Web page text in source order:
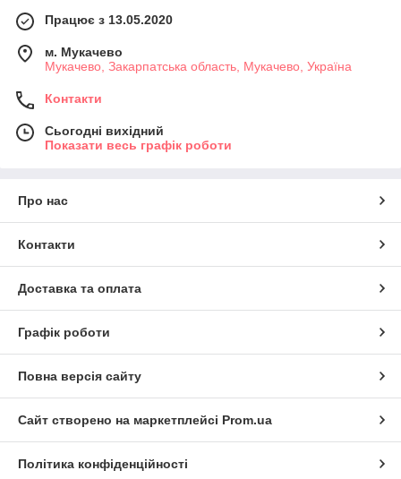
Працює з 13.05.2020
м. Мукачево
Мукачево, Закарпатська область, Мукачево, Україна
Контакти
Сьогодні вихідний
Показати весь графік роботи
Про нас
Контакти
Доставка та оплата
Графік роботи
Повна версія сайту
Сайт створено на маркетплейсі Prom.ua
Політика конфіденційності